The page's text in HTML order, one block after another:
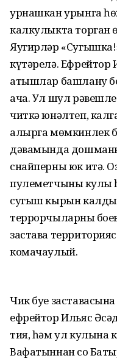
урнашкан урынга
калкулыкта торган
Яугирләр
күтәрелә. Ефрейтор
атышлар башлану
ача. Ул шул
читкә юнәлтеп,
алырга мөмкинлек
дәвамында
снайперны юк итә.
пулеметчының кулы
сугыш кырын
террорчыларның
застава
комачаулый.
Чик буе
ефрейтор Ильяс
тия, һәм ул кулына
Вафатыннан соң